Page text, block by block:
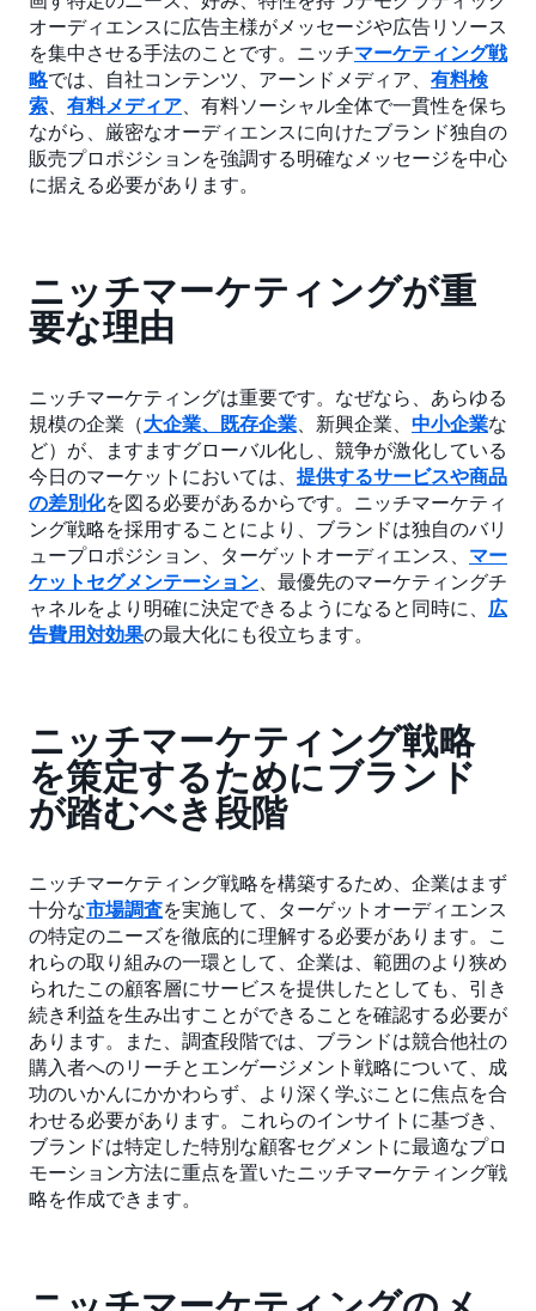
オーディエンスに広告主様がメッセージや広告リソース
を集中させる手法のことです。ニッチマーケティング戦
略では、自社コンテンツ、アーンドメディア、 有料検
索
有料メディア 、有料ソーシャル全体で一貫性を保ち
ながら、厳密なオーディエンスに向けたブランド独自の
販売プロポジションを強調する明確なメッセージを中心
に据える必要があります。
ニッチマーケティングが重
要な理由
ニッチマーケティングは重要です。なぜなら、あらゆる
規模の企業（大企業、既存企業 、新興企業、 中小企業な
ど）が、ますますグローバル化し、競争が激化している
今日のマーケットにおいては、 提供するサービスや商品
の差別化を図る必要があるからです。ニッチマーケティ
ング戦略を採用することにより、ブランドは独自のバリ
ュープロポジション、ターゲットオーディエンス、 マー
ケットセグメンテーション 、最優先のマーケティングチ
ャネルをより明確に決定できるようになると同時に、 広
告費用対効果の最大化にも役立ちます。
ニッチマーケティング戦略
を策定するためにブランド
が踏むべき段階
ニッチマーケティング戦略を構築するため、企業はまず
十分な市場調査を実施して、ターゲットオーディエンス
の特定のニーズを徹底的に理解する必要があります。こ
れらの取り組みの一環として、企業は、範囲のより狭め
られたこの顧客層にサービスを提供したとしても、引き
続き利益を生み出すことができることを確認する必要が
あります。また、調査段階では、ブランドは競合他社の
購入者へのリーチとエンゲージメント戦略について、成
功のいかんにかかわらず、より深く学ぶことに焦点を合
わせる必要があります。これらのインサイトに基づき、
ブランドは特定した特別な顧客セグメントに最適なプロ
モーション方法に重点を置いたニッチマーケティング戦
略を作成できます。